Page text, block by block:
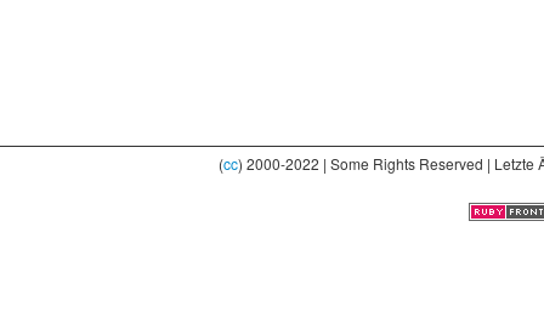
(cc) 2000-2022 | Some Rights Reserved |